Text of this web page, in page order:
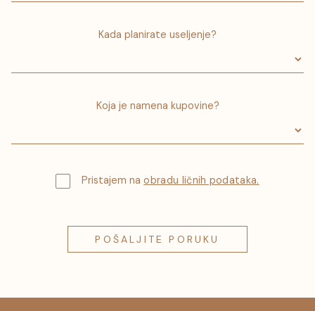
Kada planirate useljenje?
Koja je namena kupovine?
Pristajem naobradu ličnih podataka.